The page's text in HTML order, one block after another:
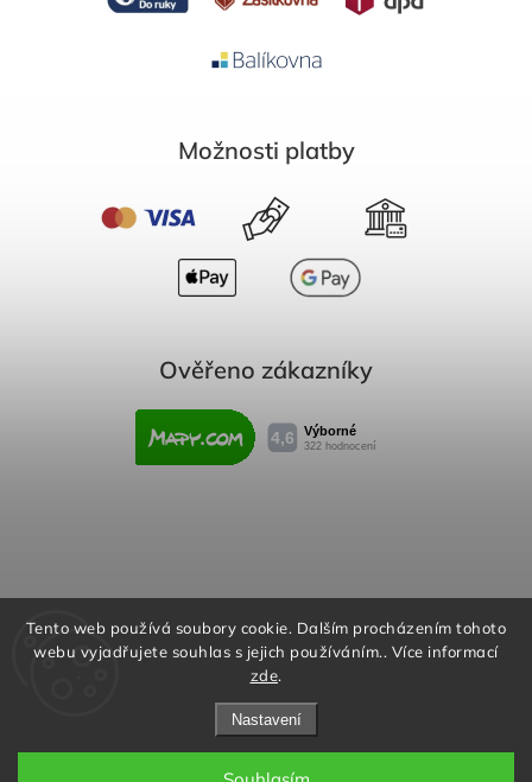
Tento web používá soubory cookie. Dalším procházením tohoto
webu vyjadřujete souhlas s jejich používáním.. Více informací
zde.
Nastavení
Možnosti platby
Ověřeno zákazníky
Obchodní podmínky
Reklamační řád
Podmínky ochrany osobních údajů